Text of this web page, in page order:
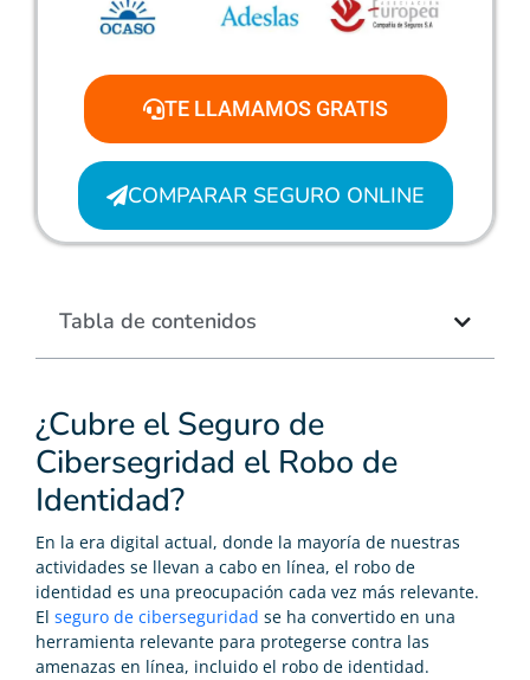
¿Cubre el Seguro de
Cibersegridad el Robo de
Identidad?
En la era digital actual, donde la mayoría de nuestras
actividades se llevan a cabo en línea, el robo de
identidad es una preocupación cada vez más relevante.
El seguro de ciberseguridad se ha convertido en una
herramienta relevante para protegerse contra las
amenazas en línea, incluido el robo de identidad.
TE LLAMAMOS GRATIS
COMPARAR SEGURO ONLINE
Tabla de contenidos